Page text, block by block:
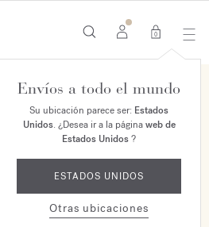
0
Envíos a todo el mundo
Su ubicación parece ser: Estados
Unidos. ¿Desea ir a la páginaweb de
Estados Unidos?
ESTADOS UNIDOS
Otras ubicaciones